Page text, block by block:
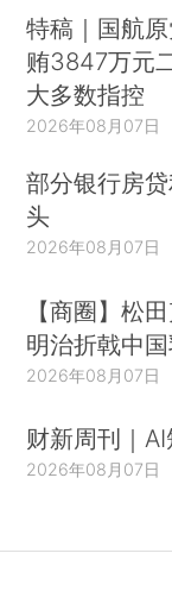
特稿｜国航
贿3847万元
大多数指控
2026年08月07日
部分银行房
头
2026年08月07日
【商圈】松
明治折戟中
2026年08月07日
财新周刊｜
2026年08月07日